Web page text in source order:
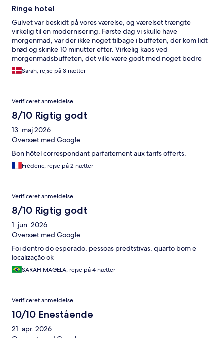
Ringe hotel
Gulvet var beskidt på vores værelse, og værelset trængte
virkelig til en modernisering. Første dag vi skulle have
morgenmad, var der ikke noget tilbage i buffeten, der kom lidt
brød og skinke 10 minutter efter. Virkelig kaos ved
morgenmadsbuffeten, det ville være godt med noget bedre
organisering. Men god kaffe/chocolade til morgenmaden.
Hotellets lokation var ikke god, og det var ikke rart at gå i
Sarah, rejse på 3 nætter
Verificeret anmeldelse
8/10 Rigtig godt
13. maj 2026
Oversæt med Google
Bon hôtel correspondant parfaitement aux tarifs offerts.
Frédéric, rejse på 2 nætter
Verificeret anmeldelse
8/10 Rigtig godt
1. jun. 2026
Oversæt med Google
Foi dentro do esperado, pessoas predtstivas, quarto bom e
localização ok
SARAH MAGELA, rejse på 4 nætter
Verificeret anmeldelse
10/10 Enestående
21. apr. 2026